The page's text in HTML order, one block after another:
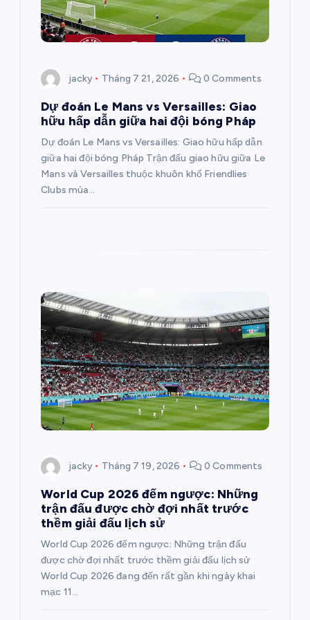
jacky Tháng 7 21, 2026 0 Comments
Dự đoán Le Mans vs Versailles: Giao
hữu hấp dẫn giữa hai đội bóng Pháp
Dự đoán Le Mans vs Versailles: Giao hữu hấp dẫn
giữa hai đội bóng Pháp Trận đấu giao hữu giữa Le
Mans và Versailles thuộc khuôn khổ Friendlies
Clubs mùa…
jacky Tháng 7 19, 2026 0 Comments
World Cup 2026 đếm ngược: Những
trận đấu được chờ đợi nhất trước
thềm giải đấu lịch sử
World Cup 2026 đếm ngược: Những trận đấu
được chờ đợi nhất trước thềm giải đấu lịch sử
World Cup 2026 đang đến rất gần khi ngày khai
mạc 11…